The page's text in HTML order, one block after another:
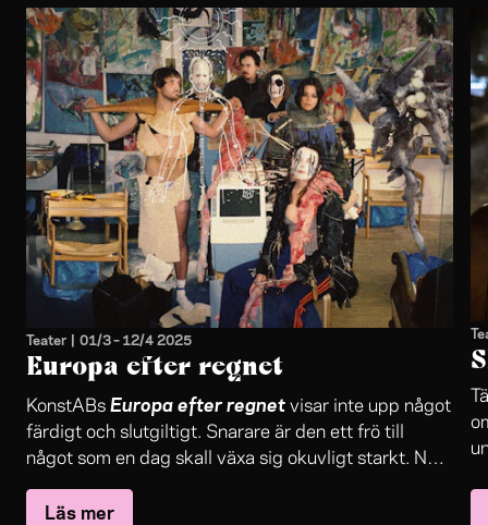
Teater | 01/3–12/4 2025
Europa efter regnet
KonstABs Europa efter regnet visar inte upp något
färdigt och slutgiltigt. Snarare är den ett frö till
något som en dag skall växa sig okuvligt starkt. När
”bara” känna känslor, men av annan konst kräver folk
Läs mer